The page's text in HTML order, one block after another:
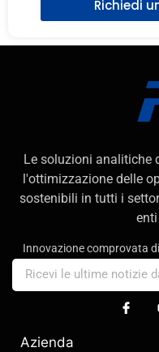
Richiedi
Le soluzioni analitiche
l'ottimizzazione delle
sostenibili in tutti i
Innovazione comprovata
Azienda